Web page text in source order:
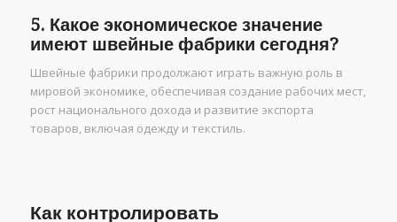
5. Какое экономическое значение
имеют швейные фабрики сегодня?
Швейные фабрики продолжают играть важную роль в
мировой экономике, обеспечивая создание рабочих мест,
рост национального дохода и развитие экспорта
товаров, включая одежду и текстиль.
Как контролировать